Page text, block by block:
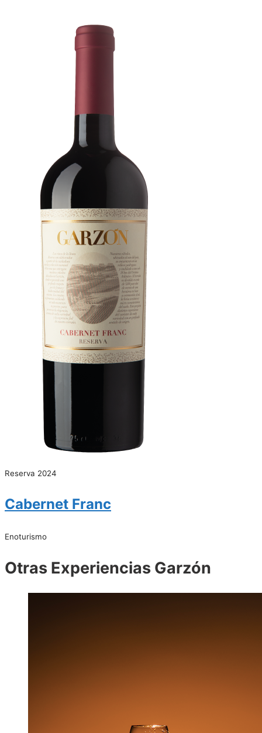
Reserva 2024
Cabernet Franc
Enoturismo
Otras Experiencias Garzón